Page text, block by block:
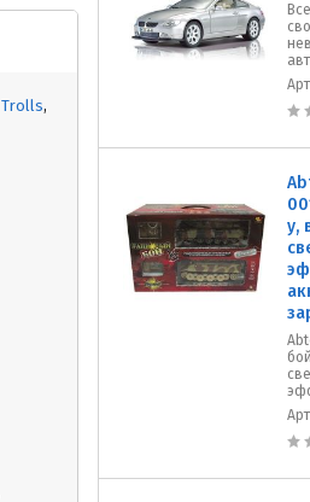
Trolls
у,